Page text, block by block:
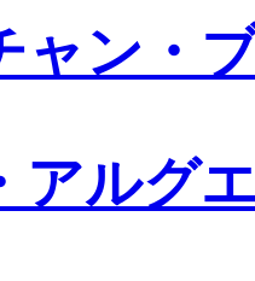
ャン・
アルグ